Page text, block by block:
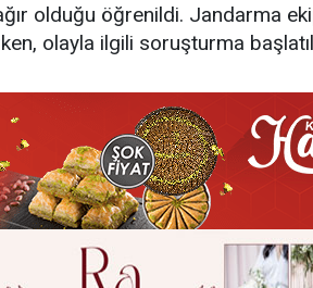
olduğu öğrenildi. Jandarma
olayla ilgili soruşturma